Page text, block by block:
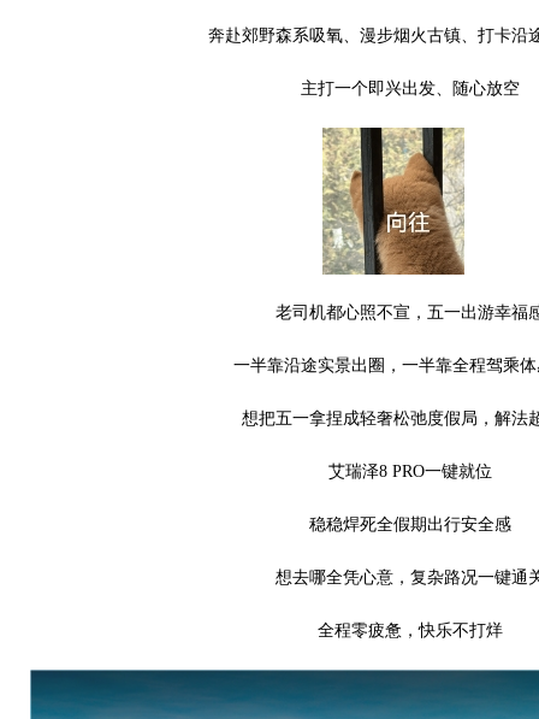
奔赴郊野森系吸氧、漫步烟火古镇、打卡沿
主打一个即兴出发、随心放空
老司机都心照不宣，五一出游幸福
一半靠沿途实景出圈，一半靠全程驾乘
想把五一拿捏成轻奢松弛度假局，解法
艾瑞泽8 PRO一键就位
稳稳焊死全假期出行安全感
想去哪全凭心意，复杂路况一键通
全程零疲惫，快乐不打烊